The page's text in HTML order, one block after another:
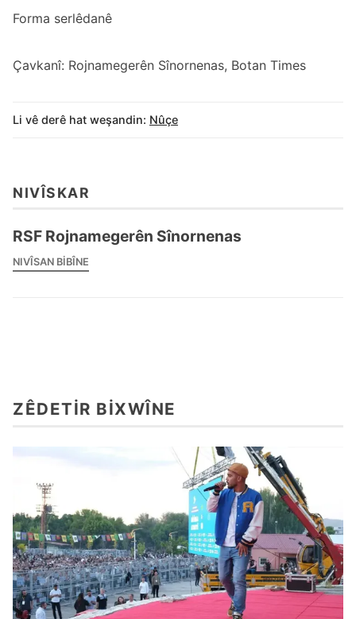
Forma serlêdanê
Çavkanî: Rojnamegerên Sînornenas, Botan Times
Li vê derê hat weşandin: Nûçe
NIVÎSKAR
RSF Rojnamegerên Sînornenas
NIVÎSAN BIBÎNE
ZÊDETIR BIXWÎNE